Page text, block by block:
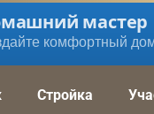
мастер
комфортный
Стройка